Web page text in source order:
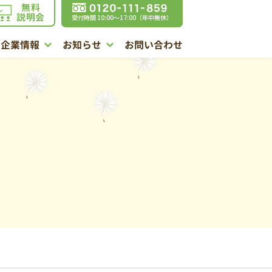
企業情報 お知らせ お問い合わせ
無料
説明会 受付時間 10:00〜17:00（年中無休）